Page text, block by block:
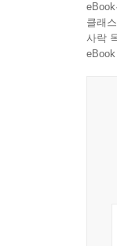
새로
이번
거문
이
꽃
어
클래
사락